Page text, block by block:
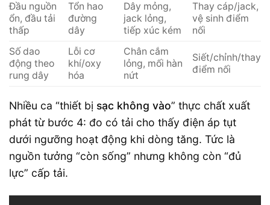
Đầu nguồn
ổn, đầu tải
thấp
Tổn hao
đường
dây
Dây mỏng,
jack lỏng,
tiếp xúc kém
Thay cáp/jack,
vệ sinh điểm
nối
Số dao
động theo
rung dây
Lỗi cơ
khí/oxy
hóa
Chân cắm
lỏng, mối hàn
nứt
Siết/chỉnh/thay
điểm nối
Nhiều ca “thiết bị sạc không vào” thực chất xuất
phát từ bước 4: đo có tải cho thấy điện áp tụt
dưới ngưỡng hoạt động khi dòng tăng. Tức là
nguồn tưởng “còn sống” nhưng không còn “đủ
lực” cấp tải.